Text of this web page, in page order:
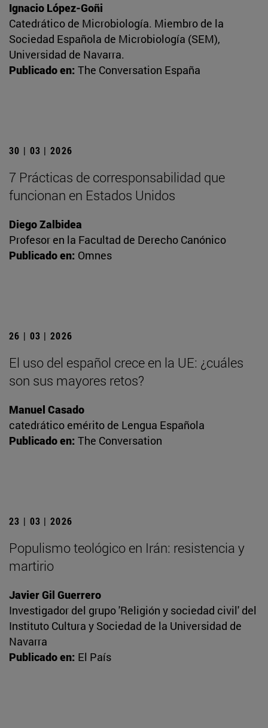
Ignacio López-Goñi
Catedrático de Microbiología. Miembro de la
Sociedad Española de Microbiología (SEM),
Universidad de Navarra.
Publicado en: The Conversation España
30 | 03 | 2026
7 Prácticas de corresponsabilidad que
funcionan en Estados Unidos
Diego Zalbidea
Profesor en la Facultad de Derecho Canónico
Publicado en: Omnes
26 | 03 | 2026
El uso del español crece en la UE: ¿cuáles
son sus mayores retos?
Manuel Casado
catedrático emérito de Lengua Española
Publicado en: The Conversation
23 | 03 | 2026
Populismo teológico en Irán: resistencia y
martirio
Javier Gil Guerrero
Investigador del grupo 'Religión y sociedad civil' del
Instituto Cultura y Sociedad de la Universidad de
Navarra
Publicado en: El País